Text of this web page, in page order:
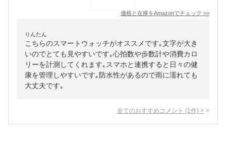
価格と在庫をAmazonでチェック >>
りんたん
こちらのスマートウォッチがオススメです｡文字が大き
いのでとても見やすいです｡心拍数や歩数計や消費カロ
リーを計測してくれます｡スマホと連携すると日々の健
康を管理しやすいです｡防水性があるので雨に濡れても
大丈夫です｡
全てのおすすめコメント (1 件) >